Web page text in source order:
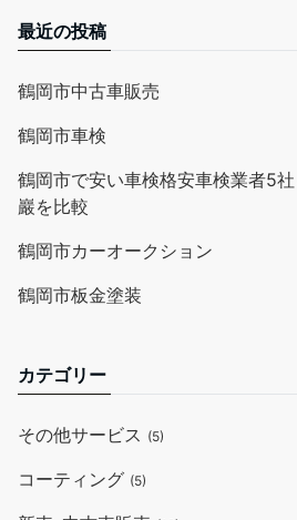
最近の投稿
鶴岡市中古車販売
鶴岡市車検
鶴岡市で安い車検格安車検業者5
巖を比較
鶴岡市カーオークション
鶴岡市板金塗装
カテゴリー
その他サービス (5)
コーティング (5)